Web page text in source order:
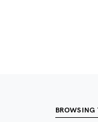
BROWSING